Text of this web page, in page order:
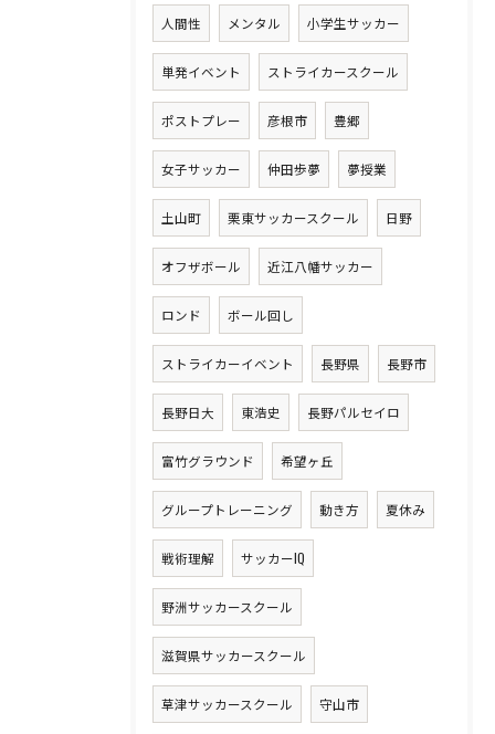
人間性 メンタル 小学生サッカー
単発イベント ストライカースクール
ポストプレー 彦根市 豊郷
女子サッカー 仲田歩夢 夢授業
土山町 栗東サッカースクール 日野
オフザボール 近江八幡サッカー
ロンド ボール回し
ストライカーイベント 長野県 長野市
長野日大 東浩史 長野パルセイロ
富竹グラウンド 希望ヶ丘
グループトレーニング 動き方 夏休み
戦術理解 サッカーIQ
野洲サッカースクール
滋賀県サッカースクール
草津サッカースクール 守山市